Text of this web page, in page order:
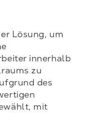
Lösung, um
innerhalb
zu
des
mit